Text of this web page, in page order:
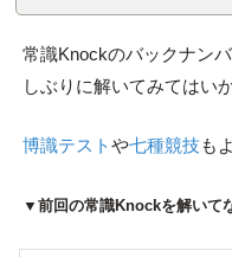
常識Knockのバックナン
しぶりに解いてみてはい
博識テストや七種競技 も
▼前回の常識Knockを解いて